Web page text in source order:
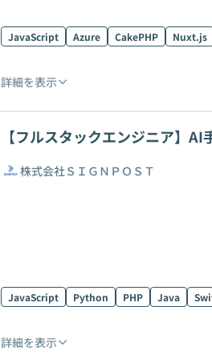
JavaScript Azure CakePHP Nuxt.js
詳細を表示
【フルスタックエンジニア】
株式会社ＳＩＧＮＰＯＳＴ
JavaScript Python PHP Java
詳細を表示